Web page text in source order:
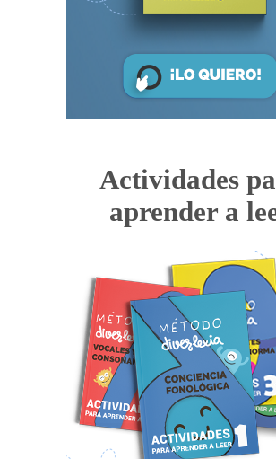
Actividades
aprender a